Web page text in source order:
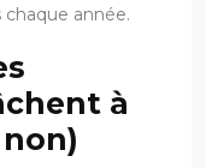
année.
à
non)